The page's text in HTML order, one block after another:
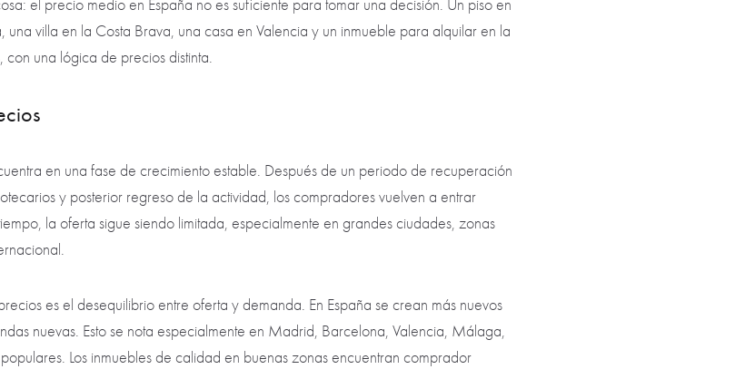
el precio medio en España no es suficiente para tomar una decisión. Un piso en
villa en la Costa Brava, una casa en Valencia y un inmueble para alquilar en la
una lógica de precios distinta.
en una fase de crecimiento estable. Después de un periodo de recuperación
y posterior regreso de la actividad, los compradores vuelven a entrar
la oferta sigue siendo limitada, especialmente en grandes ciudades, zonas
es el desequilibrio entre oferta y demanda. En España se crean más nuevos
nuevas. Esto se nota especialmente en Madrid, Barcelona, Valencia, Málaga,
Los inmuebles de calidad en buenas zonas encuentran comprador